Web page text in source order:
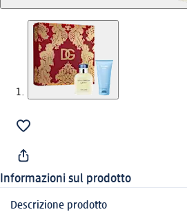
Informazioni sul prodotto
Descrizione prodotto